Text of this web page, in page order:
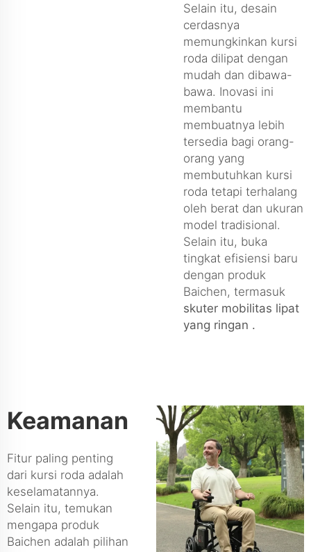
Selain itu, desain
cerdasnya
memungkinkan kursi
roda dilipat dengan
mudah dan dibawa-
bawa. Inovasi ini
membantu
membuatnya lebih
tersedia bagi orang-
orang yang
membutuhkan kursi
roda tetapi terhalang
oleh berat dan ukuran
model tradisional.
Selain itu, buka
tingkat efisiensi baru
dengan produk
Baichen, termasuk
skuter mobilitas lipat
yang ringan .
Keamanan
Fitur paling penting
dari kursi roda adalah
keselamatannya.
Selain itu, temukan
mengapa produk
Baichen adalah pilihan